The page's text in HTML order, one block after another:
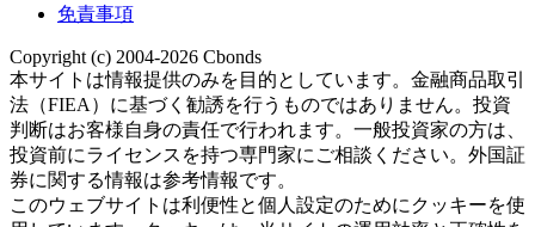
免責事項
Copyright (c) 2004-2026 Cbonds
本サイトは情報提供のみを目的としています。金融商品取引
法（FIEA）に基づく勧誘を行うものではありません。投資
判断はお客様自身の責任で行われます。一般投資家の方は、
投資前にライセンスを持つ専門家にご相談ください。外国証
券に関する情報は参考情報です。
このウェブサイトは利便性と個人設定のためにクッキーを使